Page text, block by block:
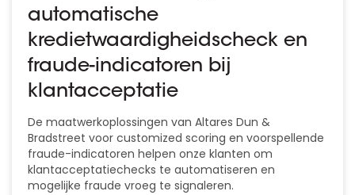
automatische
kredietwaardigheidscheck en
fraude-indicatoren bij
klantacceptatie
De maatwerkoplossingen van Altares Dun &
Bradstreet voor customized scoring en voorspellende
fraude-indicatoren helpen onze klanten om
klantacceptatiechecks te automatiseren en
mogelijke fraude vroeg te signaleren.